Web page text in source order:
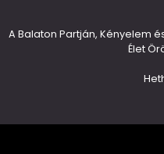
A Balaton Partján, Kényelem
Élet